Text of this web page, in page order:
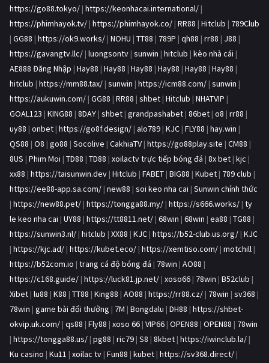
https://go88.tokyo/ | https://keonhacai.international/ |
https://phimhayok.tv/ | https://phimhayok.co/ | RR88 | Hitclub | 789Club
| GG88 | https://ok9.works/ | NOHU | TT88 | 789P | qh88 | rr88 | J88 |
https://gavangtv.llc/ | luongsontv | sunwin | hitclub | kèo nhà cái |
AE888 Đăng Nhập | Hay88 | Hay88 | Hay88 | Hay88 | Hay88 | Hay88 |
hitclub | https://mm88.tax/ | sunwin | https://icm88.com/ | sunwin |
https://aukuwin.com/ | GG88 | RR88 | shbet | Hitclub | NHATVIP |
GOAL123 | KING88 | 8DAY | shbet | grandpashabet | 86bet | o8 | rr88 |
uy88 | onbet | https://go8f.design/ | alo789 | KJC | FLY88 | hay.win |
QS88 | O8 | go88 | Socolive | CakhiaTV | https://go88play.site | CM88 |
8US | Phim Moi | TD88 | TD88 | xoilactv trực tiếp bóng đá | 8x bet | kjc |
xx88 | https://taisunwin.dev | Hitclub | FABET | BIG88 | Kubet | 789 club |
https://ee88-app.sa.com/ | new88 | soi keo nha cai | Sunwin chính thức
| https://new88.pet/ | https://tongga88.my/ | https://s666.works/ | ty
le keo nha cai | UY88 | https://tt8811.net/ | 68win | 68win | ea88 | TG88 |
https://sunwin3.nl/ | hitclub | XX88 | KJC | https://b52-club.us.org/ | KJC
| https://kjc.ad/ | https://kubet.eco/ | https://xemtiso.com/ | motchill |
https://b52com.io | trang cá độ bóng đá | 78win | AO88 |
https://c168.guide/ | https://luck81.jp.net/ | xoso66 | 78win | B52club |
Xibet | lu88 | K88 | TT88 | King88 | AO88 | https://rr88.cz/ | 78win | sv368 |
78win | game bài đổi thưởng | 7M | Bongdalu | DH88 | https://shbet-
okvip.uk.com/ | qs88 | Fly88 | xoso 66 | VIP66 | OPEN88 | OPEN88 | 78win
| https://tongga88.us/ | pg88 | ric79 | S8 | 8kbet | https://iwinclub.la/ |
Ku casino | Ku11 | xoilac tv | Fun88 | kubet | https://sv368.direct/ |